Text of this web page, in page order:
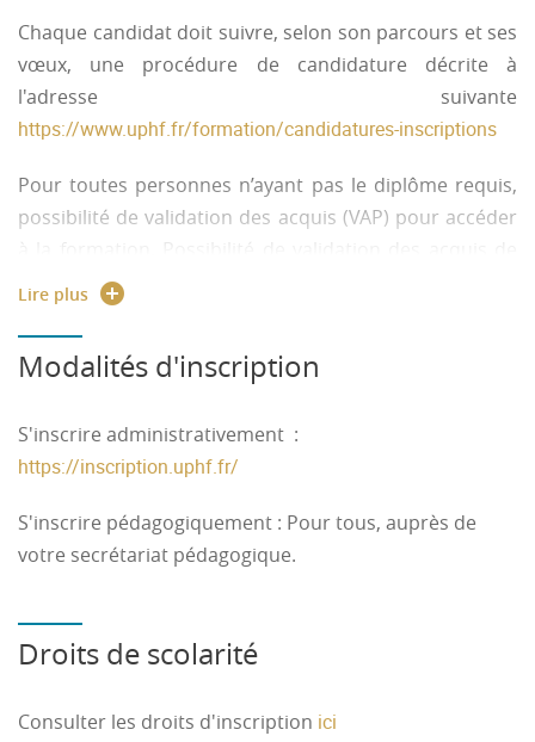
Chaque candidat doit suivre, selon son parcours et ses
vœux, une procédure de candidature décrite à
l'adresse suivante
https://www.uphf.fr/formation/candidatures-inscriptions
Pour toutes personnes n’ayant pas le diplôme requis,
possibilité de validation des acquis (VAP) pour accéder
l’expérience VAE pour obtenir tout ou une partie du
diplôme. Contact :
Pour les étudiants internationaux hors UE :
Lire plus
Modalités d'inscription
S'inscrire administrativement :
https://inscription.uphf.fr/
S'inscrire pédagogiquement : Pour tous, auprès de
votre secrétariat pédagogique.
Droits de scolarité
Consulter les droits d'inscription ici